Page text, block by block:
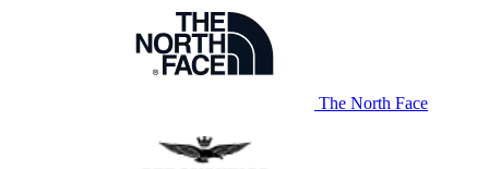
The North Face